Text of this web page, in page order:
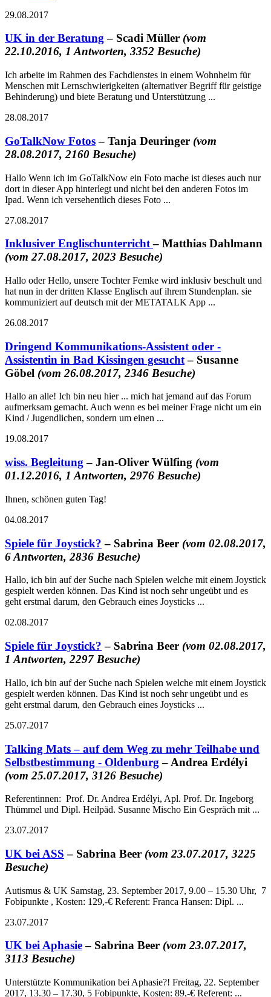
29.08.2017
UK in der Beratung– Scadi Müller (vom
22.10.2016, 1 Antworten, 3352 Besuche)
Ich arbeite im Rahmen des Fachdienstes in einem Wohnheim für
Menschen mit Lernschwierigkeiten (alternativer Begriff für geistige
Behinderung) und biete Beratung und Unterstützung ...
28.08.2017
GoTalkNow Fotos– Tanja Deuringer (vom
28.08.2017, 2160 Besuche)
Hallo Wenn ich im GoTalkNow ein Foto mache ist dieses auch nur
dort in dieser App hinterlegt und nicht bei den anderen Fotos im
Ipad. Wenn ich versehentlich dieses Foto ...
27.08.2017
Inklusiver Englischunterricht– Matthias Dahlmann
(vom 27.08.2017, 2023 Besuche)
Hallo oder Hello, unsere Tochter Femke wird inklusiv beschult und
hat nun in der dritten Klasse Englisch auf ihrem Stundenplan. sie
kommuniziert auf deutsch mit der METATALK App ...
26.08.2017
Dringend Kommunikations-Assistent oder -
Assistentin in Bad Kissingen gesucht– Susanne
Göbel (vom 26.08.2017, 2346 Besuche)
Hallo an alle! Ich bin neu hier ... mich hat jemand auf das Forum
aufmerksam gemacht. Auch wenn es bei meiner Frage nicht um ein
Kind / Jugendlichen, sondern um einen ...
19.08.2017
wiss. Begleitung – Jan-Oliver Wülfing (vom
01.12.2016, 1 Antworten, 2976 Besuche)
Ihnen, schönen guten Tag!
04.08.2017
Spiele für Joystick? – Sabrina Beer (vom 02.08.2017,
6 Antworten, 2836 Besuche)
Hallo, ich bin auf der Suche nach Spielen welche mit einem Joystick
gespielt werden können. Das Kind ist noch sehr ungeübt und es
geht erstmal darum, den Gebrauch eines Joysticks ...
02.08.2017
Spiele für Joystick? – Sabrina Beer (vom 02.08.2017,
1 Antworten, 2297 Besuche)
Hallo, ich bin auf der Suche nach Spielen welche mit einem Joystick
gespielt werden können. Das Kind ist noch sehr ungeübt und es
geht erstmal darum, den Gebrauch eines Joysticks ...
25.07.2017
Talking Mats – auf dem Weg zu mehr Teilhabe und
Selbstbestimmung - Oldenburg – Andrea Erdélyi
(vom 25.07.2017, 3126 Besuche)
Referentinnen: Prof. Dr. Andrea Erdélyi, Apl. Prof. Dr. Ingeborg
Thümmel und Dipl. Heilpäd. Susanne Mischo Ein Gespräch mit ...
23.07.2017
UK bei ASS – Sabrina Beer (vom 23.07.2017, 3225
Besuche)
Autismus & UK Samstag, 23. September 2017, 9.00 – 15.30 Uhr, 7
Fobipunkte , Kosten: 129,-€ Referent: Franca Hansen: Dipl. ...
23.07.2017
UK bei Aphasie– Sabrina Beer (vom 23.07.2017,
3113 Besuche)
Unterstützte Kommunikation bei Aphasie?! Freitag, 22. September
2017, 13.30 – 17.30, 5 Fobipunkte, Kosten: 89,-€ Referent: ...